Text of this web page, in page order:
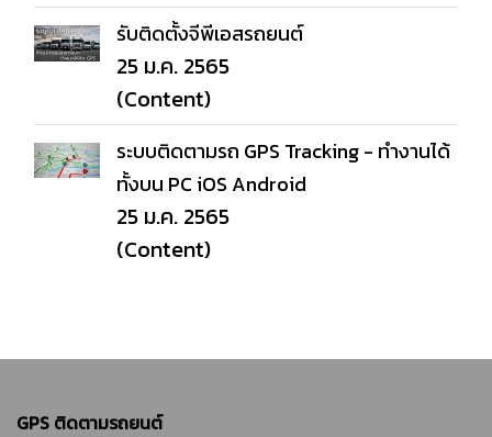
รับติดตั้งจีพีเอสรถยนต์
25 ม.ค. 2565
(Content)
ระบบติดตามรถ GPS Tracking - ทำงานได้
ทั้งบน PC iOS Android
25 ม.ค. 2565
(Content)
GPS ติดตามรถยนต์